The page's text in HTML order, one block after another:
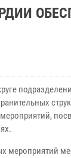
мероприятий